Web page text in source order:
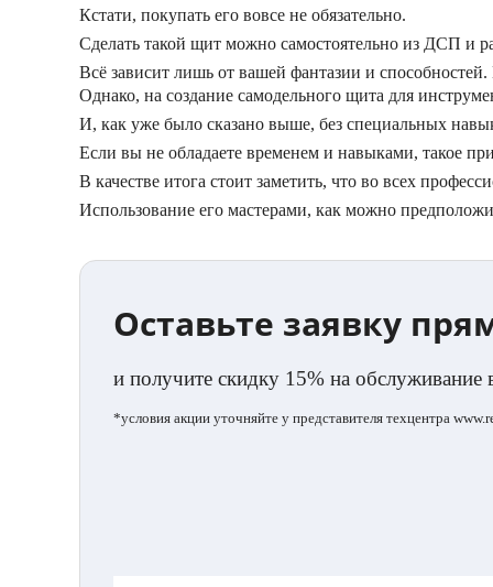
Кстати, покупать его вовсе не обязательно.
Сделать такой щит можно самостоятельно из ДСП и
Всё зависит лишь от вашей фантазии и
Однако, на создание самодельного щита для
И, как уже было сказано выше, без специальных
Если вы не обладаете временем и навыками, такое
В качестве итога стоит заметить, что во всех
Использование его мастерами, как можно
Оставьте заявку
и получите скидку 15% на обслуживание
*условия акции уточняйте у представителя техцентра